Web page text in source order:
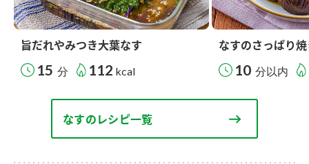
旨だれやみつき大葉なす
15 分 112 kcal
なすのさっぱり
10 分以内
なすのレシピ一覧